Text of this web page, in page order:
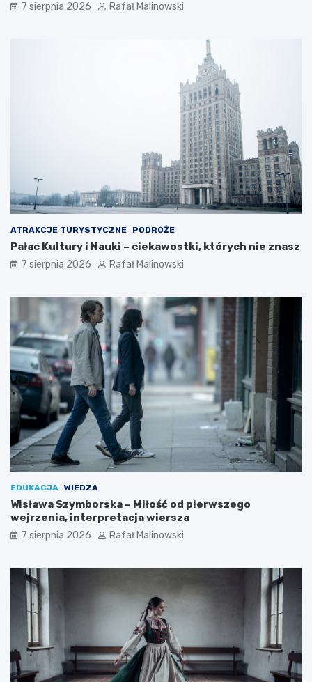
7 sierpnia 2026 Rafał Malinowski
ATRAKCJE TURYSTYCZNE PODRÓŻE
Pałac Kultury i Nauki – ciekawostki, których nie znasz
7 sierpnia 2026 Rafał Malinowski
EDUKACJA WIEDZA
Wisława Szymborska – Miłość od pierwszego
wejrzenia, interpretacja wiersza
7 sierpnia 2026 Rafał Malinowski